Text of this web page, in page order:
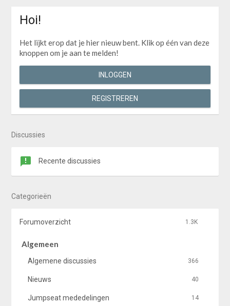
Hoi!
Het lijkt erop dat je hier nieuw bent. Klik op één van deze
knoppen om je aan te melden!
INLOGGEN
REGISTREREN
Discussies
Recente discussies
Categorieën
1.3K
Forumoverzicht
Algemeen
366
Algemene discussies
40
Nieuws
14
Jumpseat mededelingen